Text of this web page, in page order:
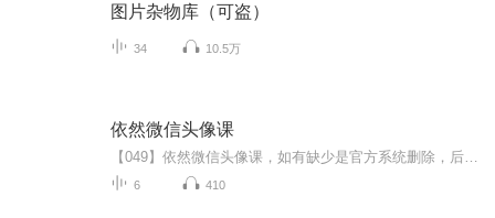
图片杂物库（可盗）
34 10.5万
依然微信头像课
6 410